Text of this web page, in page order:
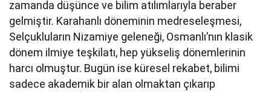
zamanda düşünce ve bilim atılımlarıyla beraber
gelmiştir. Karahanlı döneminin medreseleşmesi,
Selçukluların Nizamiye geleneği, Osmanlı’nın klasik
dönem ilmiye teşkilatı, hep yükseliş dönemlerinin
harcı olmuştur. Bugün ise küresel rekabet, bilimi
sadece akademik bir alan olmaktan çıkarıp